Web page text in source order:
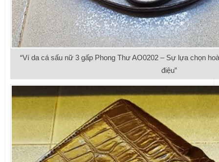
“Ví da cá sấu nữ 3 gấp Phong Thư AO0202 – Sự lựa chọn
điệu”